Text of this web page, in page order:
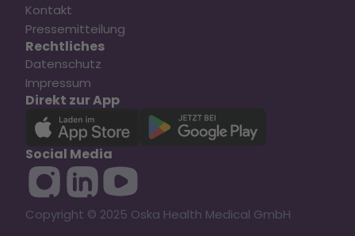
Kontakt
Pressemitteilung
Rechtliches
Datenschutz
Impressum
Direkt zur App
Social Media
Copyright © 2025 Oska Health Medical GmbH